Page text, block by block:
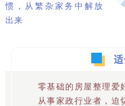
惯，从繁杂家务中解放
出来
零基础的房屋整理爱
从事家政行业者，迫